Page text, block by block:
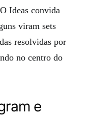
Ideas convida
viram sets
resolvidas por
no centro do
e